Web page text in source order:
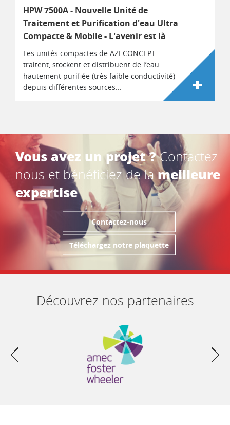
HPW 7500A - Nouvelle Unité de
Traitement et Purification d'eau Ultra
Compacte & Mobile - L'avenir est là
Les unités compactes de AZI CONCEPT
traitent, stockent et distribuent de l’eau
hautement purifiée (très faible conductivité)
depuis différentes sources...
Vous avez un projet ?Contactez-
nous et bénéficiez de lameilleure
expertise
Contactez-nous
Téléchargez notre plaquette
Découvrez nos partenaires